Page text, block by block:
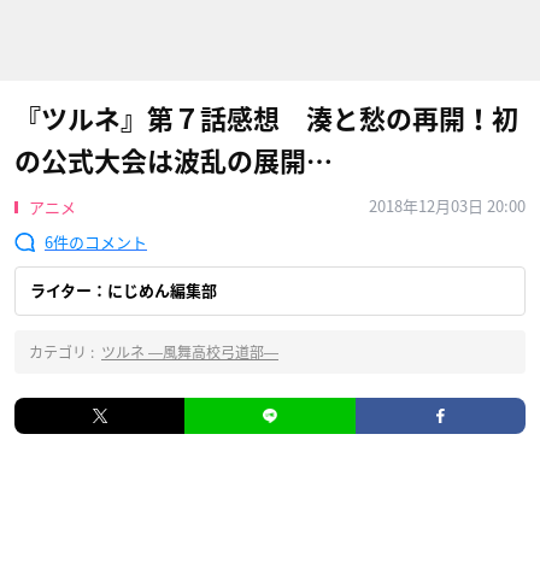
『ツルネ』第７話感想 湊と愁の再開！初
の公式大会は波乱の展開…
アニメ
2018年12月03日 20:00
6
ライター：にじめん編集部
カテゴリ : ツルネ ―風舞高校弓道部―